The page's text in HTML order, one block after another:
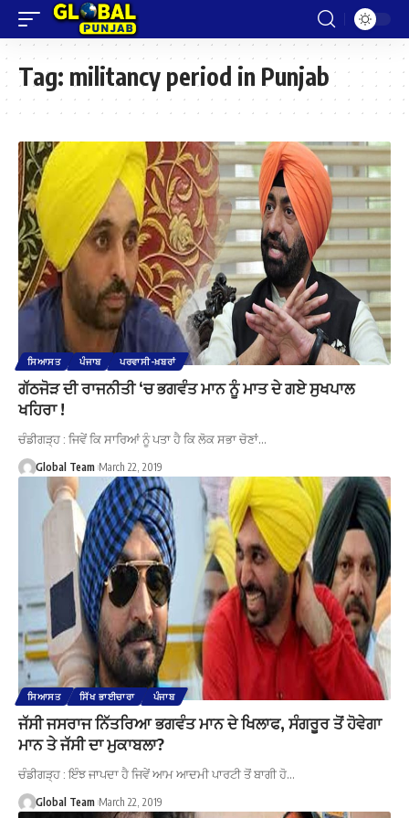
Tag: militancy period in Punjab
ਸਿਆਸਤ ਪੰਜਾਬ ਪਰਵਾਸੀ-ਖ਼ਬਰਾਂ
ਗੱਠਜੋੜ ਦੀ ਰਾਜਨੀਤੀ ‘ਚ ਭਗਵੰਤ ਮਾਨ ਨੂੰ ਮਾਤ ਦੇ ਗਏ ਸੁਖਪਾਲ
ਖਹਿਰਾ !
ਚੰਡੀਗੜ੍ਹ : ਜਿਵੇਂ ਕਿ ਸਾਰਿਆਂ ਨੂੰ ਪਤਾ ਹੈ ਕਿ ਲੋਕ ਸਭਾ ਚੋਣਾਂ…
Global Team March 22, 2019
ਸਿਆਸਤ ਸਿੱਖ ਭਾਈਚਾਰਾ ਪੰਜਾਬ
ਜੱਸੀ ਜਸਰਾਜ ਨਿੱਤਰਿਆ ਭਗਵੰਤ ਮਾਨ ਦੇ ਖਿਲਾਫ, ਸੰਗਰੂਰ ਤੋਂ ਹੋਵੇਗਾ
ਮਾਨ ਤੇ ਜੱਸੀ ਦਾ ਮੁਕਾਬਲਾ?
ਚੰਡੀਗੜ੍ਹ : ਇੰਝ ਜਾਪਦਾ ਹੈ ਜਿਵੇਂ ਆਮ ਆਦਮੀ ਪਾਰਟੀ ਤੋਂ ਬਾਗੀ ਹੋ…
Global Team March 22, 2019